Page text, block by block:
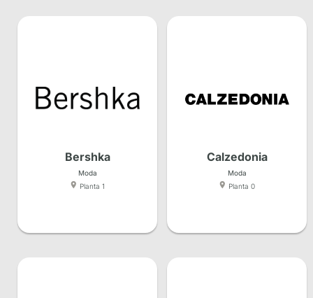
Bershka
Moda
Planta 1
Calzedonia
Moda
Planta 0